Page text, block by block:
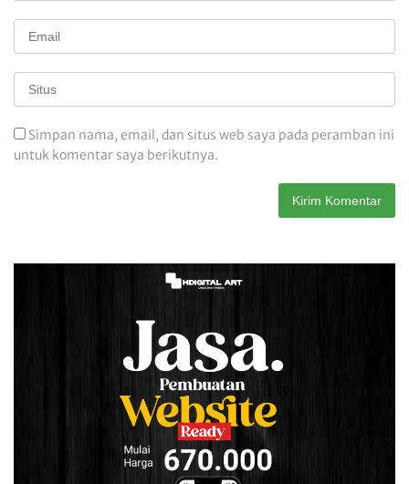
Simpan nama, email, dan situs web saya pada peramban ini
untuk komentar saya berikutnya.